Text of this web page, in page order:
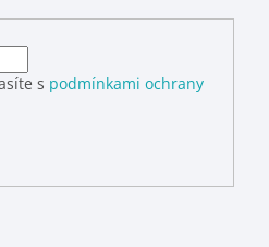
s podmínkami ochrany